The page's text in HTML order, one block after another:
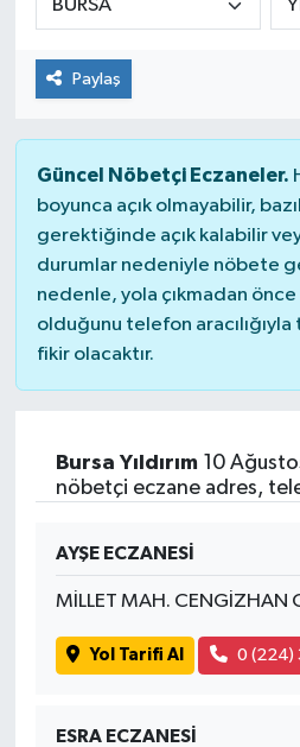
Paylaş
Güncel Nöbetçi Eczaneler.
boyunca açık olmayabilir,
gerektiğinde açık kalabilir
durumlar nedeniyle nöbete
nedenle, yola çıkmadan önce
olduğunu telefon
fikir olacaktır.
Bursa Yıldırım10
nöbetçi eczane adres,
AYŞE ECZANESİ
MİLLET MAH. CENGİZHAN
Yol Tarifi Al 0 (224)
ESRA ECZANESİ
Kültür Sanat